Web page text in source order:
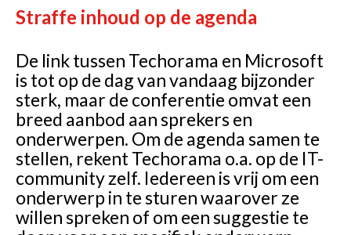
Straffe inhoud op de agenda
De link tussen Techorama en Microsoft
is tot op de dag van vandaag bijzonder
sterk, maar de conferentie omvat een
breed aanbod aan sprekers en
onderwerpen. Om de agenda samen te
stellen, rekent Techorama o.a. op de IT-
community zelf. Iedereen is vrij om een
onderwerp in te sturen waarover ze
willen spreken of om een suggestie te